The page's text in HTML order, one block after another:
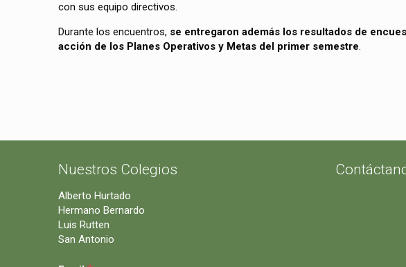
con sus equipo directivos.
Durante los encuentros, se entregaron además los resultados de
acción de los Planes Operativos y Metas del primer semestre.
Nuestros Colegios
Alberto Hurtado
Hermano Bernardo
Luis Rutten
San Antonio